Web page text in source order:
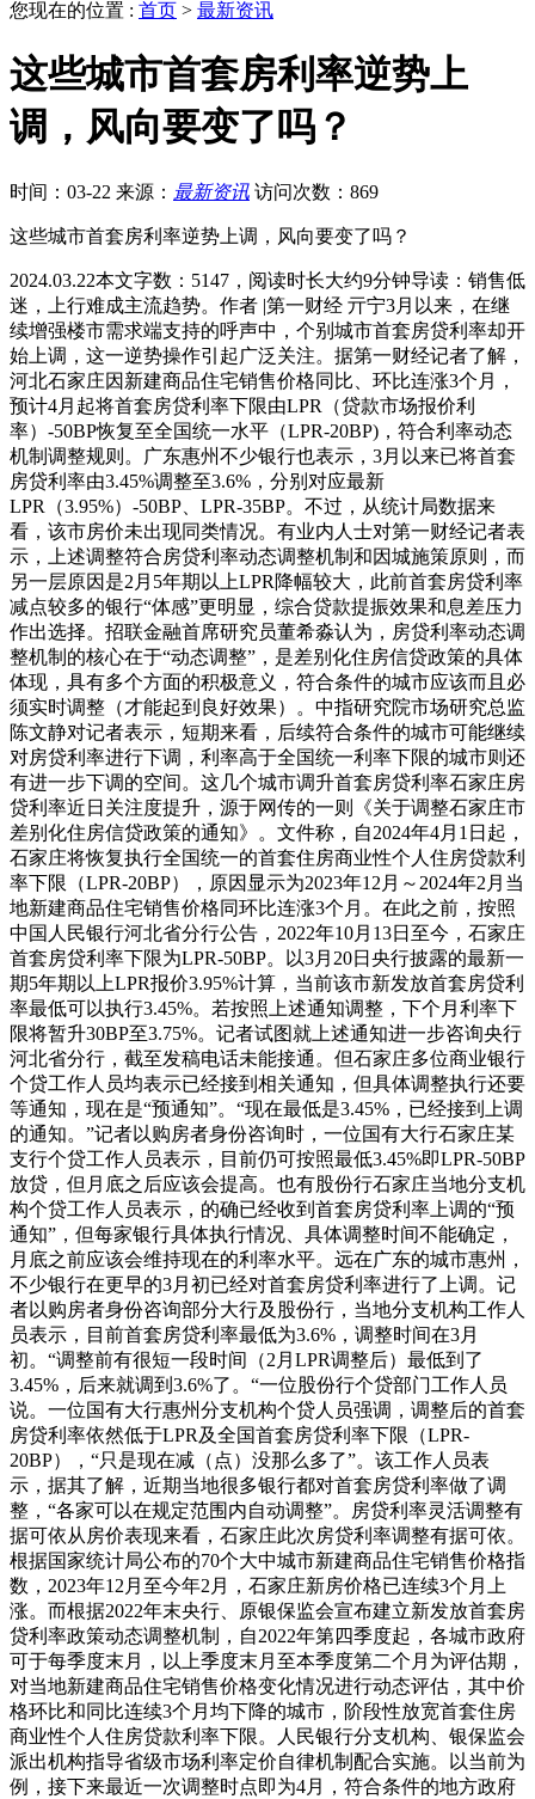
您现在的位置 : 首页 > 最新资讯
这些城市首套房利率逆势上
调，风向要变了吗？
时间：03-22 来源： 最新资讯 访问次数：869
这些城市首套房利率逆势上调，风向要变了吗？
2024.03.22本文字数：5147，阅读时长大约9分钟导读：销售低
迷，上行难成主流趋势。作者 |第一财经 亓宁3月以来，在继
续增强楼市需求端支持的呼声中，个别城市首套房贷利率却开
始上调，这一逆势操作引起广泛关注。据第一财经记者了解，
河北石家庄因新建商品住宅销售价格同比、环比连涨3个月，
预计4月起将首套房贷利率下限由LPR（贷款市场报价利
率）-50BP恢复至全国统一水平（LPR-20BP)，符合利率动态
机制调整规则。广东惠州不少银行也表示，3月以来已将首套
房贷利率由3.45%调整至3.6%，分别对应最新
LPR（3.95%）-50BP、LPR-35BP。不过，从统计局数据来
看，该市房价未出现同类情况。有业内人士对第一财经记者表
示，上述调整符合房贷利率动态调整机制和因城施策原则，而
另一层原因是2月5年期以上LPR降幅较大，此前首套房贷利率
减点较多的银行“体感”更明显，综合贷款提振效果和息差压力
作出选择。招联金融首席研究员董希淼认为，房贷利率动态调
整机制的核心在于“动态调整”，是差别化住房信贷政策的具体
体现，具有多个方面的积极意义，符合条件的城市应该而且必
须实时调整（才能起到良好效果）。中指研究院市场研究总监
陈文静对记者表示，短期来看，后续符合条件的城市可能继续
对房贷利率进行下调，利率高于全国统一利率下限的城市则还
有进一步下调的空间。这几个城市调升首套房贷利率石家庄房
贷利率近日关注度提升，源于网传的一则《关于调整石家庄市
差别化住房信贷政策的通知》。文件称，自2024年4月1日起，
石家庄将恢复执行全国统一的首套住房商业性个人住房贷款利
率下限（LPR-20BP），原因显示为2023年12月～2024年2月当
地新建商品住宅销售价格同环比连涨3个月。在此之前，按照
中国人民银行河北省分行公告，2022年10月13日至今，石家庄
首套房贷利率下限为LPR-50BP。以3月20日央行披露的最新一
期5年期以上LPR报价3.95%计算，当前该市新发放首套房贷利
率最低可以执行3.45%。若按照上述通知调整，下个月利率下
限将暂升30BP至3.75%。记者试图就上述通知进一步咨询央行
河北省分行，截至发稿电话未能接通。但石家庄多位商业银行
个贷工作人员均表示已经接到相关通知，但具体调整执行还要
等通知，现在是“预通知”。“现在最低是3.45%，已经接到上调
的通知。”记者以购房者身份咨询时，一位国有大行石家庄某
支行个贷工作人员表示，目前仍可按照最低3.45%即LPR-50BP
放贷，但月底之后应该会提高。也有股份行石家庄当地分支机
构个贷工作人员表示，的确已经收到首套房贷利率上调的“预
通知”，但每家银行具体执行情况、具体调整时间不能确定，
月底之前应该会维持现在的利率水平。远在广东的城市惠州，
不少银行在更早的3月初已经对首套房贷利率进行了上调。记
者以购房者身份咨询部分大行及股份行，当地分支机构工作人
员表示，目前首套房贷利率最低为3.6%，调整时间在3月
初。“调整前有很短一段时间（2月LPR调整后）最低到了
3.45%，后来就调到3.6%了。“一位股份行个贷部门工作人员
说。一位国有大行惠州分支机构个贷人员强调，调整后的首套
房贷利率依然低于LPR及全国首套房贷利率下限（LPR-
20BP），“只是现在减（点）没那么多了”。该工作人员表
示，据其了解，近期当地很多银行都对首套房贷利率做了调
整，“各家可以在规定范围内自动调整”。房贷利率灵活调整有
据可依从房价表现来看，石家庄此次房贷利率调整有据可依。
根据国家统计局公布的70个大中城市新建商品住宅销售价格指
数，2023年12月至今年2月，石家庄新房价格已连续3个月上
涨。而根据2022年末央行、原银保监会宣布建立新发放首套房
贷利率政策动态调整机制，自2022年第四季度起，各城市政府
可于每季度末月，以上季度末月至本季度第二个月为评估期，
对当地新建商品住宅销售价格变化情况进行动态评估，其中价
格环比和同比连续3个月均下降的城市，阶段性放宽首套住房
商业性个人住房贷款利率下限。人民银行分支机构、银保监会
派出机构指导省级市场利率定价自律机制配合实施。以当前为
例，接下来最近一次调整时点即为4月，符合条件的地方政府